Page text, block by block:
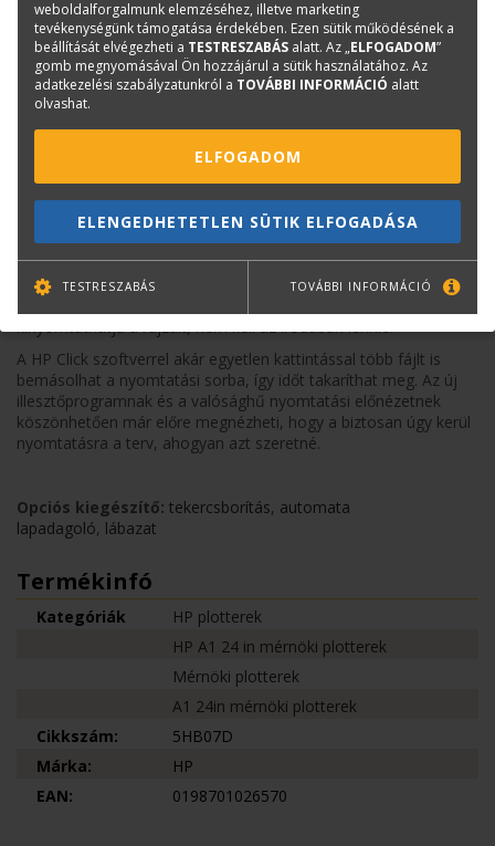
Festékpatronokból is állandó elérhetőséet nyújtunk, ezeket
azonnal meg tudja vásárolni, hogy ne álljon meg a nyomtatás.
A négy szín közül a fekete festék 80 ml-es, a színes (cián,
magenta, sárga) festékek 29-29 ml-esek, így ha nagyobb
részben fekete nyomtatokat készít, tökéletes kombináció. A
nyomtatófej kevesebb használatkor is ritkábban hibásodik meg
(az eddigi tapasztalatok ezt mutatják), esetleges cseréjét a
felhasználó is elvégezheti. Egy szett kezdő festéket is tartalmaz
a nyomtatófej csomagja.
kinyomtathatja a rajzait, nem kell az irodában lennie.
A HP Click szoftverrel akár egyetlen kattintással több fájlt is
bemásolhat a nyomtatási sorba, így időt takaríthat meg. Az új
illesztőprogramnak és a valósághű nyomtatási előnézetnek
köszönhetően már előre megnézheti, hogy a biztosan úgy kerül
nyomtatásra a terv, ahogyan azt szeretné.
Opciós kiegészítő: tekercsborítás, automata
lapadagoló, lábazat
Termékinfó
Kategóriák
HP plotterek
HP A1 24 in mérnöki plotterek
Mérnöki plotterek
A1 24in mérnöki plotterek
Cikkszám:
5HB07D
Márka:
HP
EAN:
0198701026570
weboldalforgalmunk elemzéséhez, illetve marketing
tevékenységünk támogatása érdekében. Ezen sütik működésének a
beállítását elvégezheti a TESTRESZABÁS alatt. Az „ELFOGADOM”
gomb megnyomásával Ön hozzájárul a sütik használatához. Az
adatkezelési szabályzatunkról a TOVÁBBI INFORMÁCIÓ alatt
olvashat.
ELFOGADOM
ELENGEDHETETLEN SÜTIK ELFOGADÁSA
TESTRESZABÁS TOVÁBBI INFORMÁCIÓ